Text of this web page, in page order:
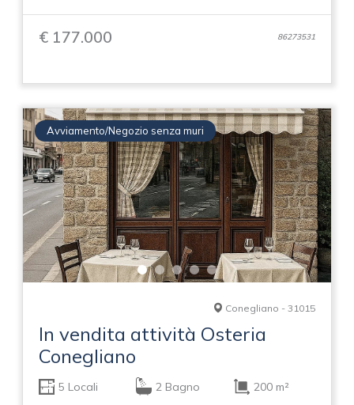
€ 177.000 86273531
Avviamento/Negozio senza muri
Conegliano - 31015
In vendita attività Osteria
Conegliano
5 Locali 2 Bagno 200 m²